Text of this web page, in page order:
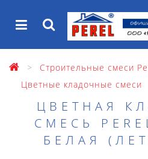
Строительные смеси
Цветные кладочные смеси
ЦВЕТНАЯ
СМЕСЬ
БЕЛАЯ